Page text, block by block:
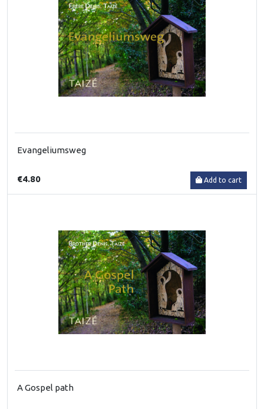
Evangeliumsweg
€4.80 Add to cart
A Gospel path